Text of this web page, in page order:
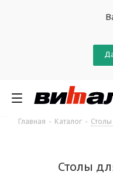
Главная - Каталог - Столы
Столы